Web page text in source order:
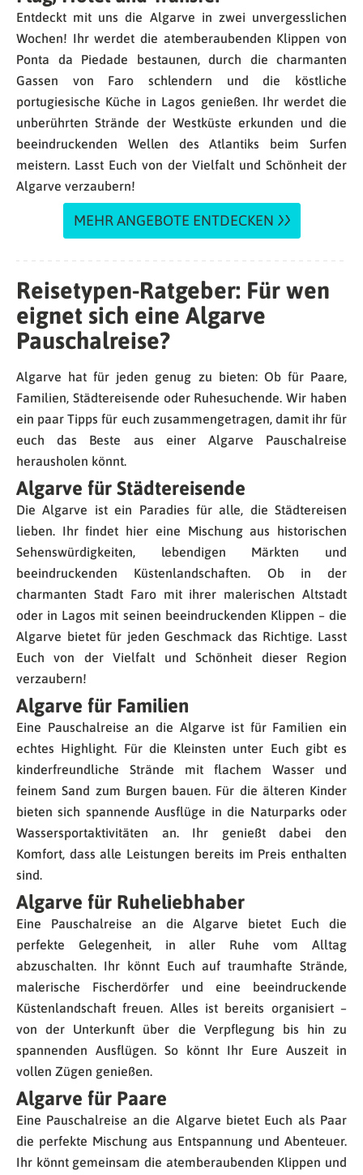
Entdeckt mit uns die Algarve in zwei unvergesslichen
Wochen! Ihr werdet die atemberaubenden Klippen von
Ponta da Piedade bestaunen, durch die charmanten
Gassen von Faro schlendern und die köstliche
portugiesische Küche in Lagos genießen. Ihr werdet die
unberührten Strände der Westküste erkunden und die
beeindruckenden Wellen des Atlantiks beim Surfen
meistern. Lasst Euch von der Vielfalt und Schönheit der
Algarve verzaubern!
MEHR ANGEBOTE ENTDECKEN
Reisetypen-Ratgeber: Für wen
eignet sich eine Algarve
Pauschalreise?
Algarve hat für jeden genug zu bieten: Ob für Paare,
Familien, Städtereisende oder Ruhesuchende. Wir haben
ein paar Tipps für euch zusammengetragen, damit ihr für
euch das Beste aus einer Algarve Pauschalreise
herausholen könnt.
Algarve für Städtereisende
Die Algarve ist ein Paradies für alle, die Städtereisen
lieben. Ihr findet hier eine Mischung aus historischen
Sehenswürdigkeiten, lebendigen Märkten und
beeindruckenden Küstenlandschaften. Ob in der
charmanten Stadt Faro mit ihrer malerischen Altstadt
oder in Lagos mit seinen beeindruckenden Klippen – die
Algarve bietet für jeden Geschmack das Richtige. Lasst
Euch von der Vielfalt und Schönheit dieser Region
verzaubern!
Algarve für Familien
Eine Pauschalreise an die Algarve ist für Familien ein
echtes Highlight. Für die Kleinsten unter Euch gibt es
kinderfreundliche Strände mit flachem Wasser und
feinem Sand zum Burgen bauen. Für die älteren Kinder
bieten sich spannende Ausflüge in die Naturparks oder
Wassersportaktivitäten an. Ihr genießt dabei den
Komfort, dass alle Leistungen bereits im Preis enthalten
sind.
Algarve für Ruheliebhaber
Eine Pauschalreise an die Algarve bietet Euch die
perfekte Gelegenheit, in aller Ruhe vom Alltag
abzuschalten. Ihr könnt Euch auf traumhafte Strände,
malerische Fischerdörfer und eine beeindruckende
Küstenlandschaft freuen. Alles ist bereits organisiert –
von der Unterkunft über die Verpflegung bis hin zu
spannenden Ausflügen. So könnt Ihr Eure Auszeit in
vollen Zügen genießen.
Algarve für Paare
Eine Pauschalreise an die Algarve bietet Euch als Paar
die perfekte Mischung aus Entspannung und Abenteuer.
Ihr könnt gemeinsam die atemberaubenden Klippen und